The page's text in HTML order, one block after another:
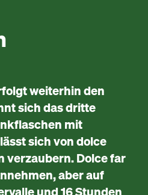
weiterhin den
sich das dritte
mit
sich von dolce
verzaubern. Dolce far
aber auf
und 16 Stunden